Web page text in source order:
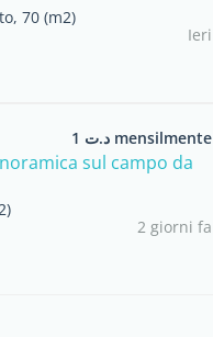
70 (m2)
Ieri
د.ت 1 mensilmente
sul campo da
2 giorni fa